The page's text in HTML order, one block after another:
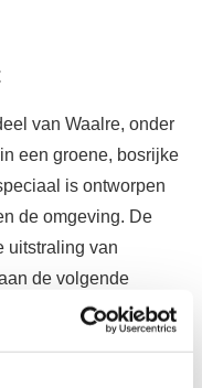
van Waalre, onder
een groene, bosrijke
is ontworpen
de omgeving. De
uitstraling van
de volgende